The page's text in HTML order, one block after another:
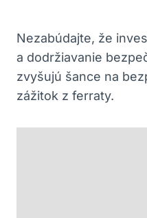
Nezabúdajte, že
a dodržiavanie
zvyšujú šance na
zážitok z ferraty.